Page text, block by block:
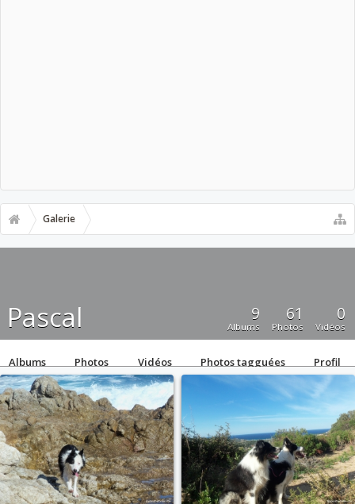
Galerie
Pascal 9
Albums
61
Photos
0
Vidéos
Albums Photos Vidéos Photos tagguées Profil